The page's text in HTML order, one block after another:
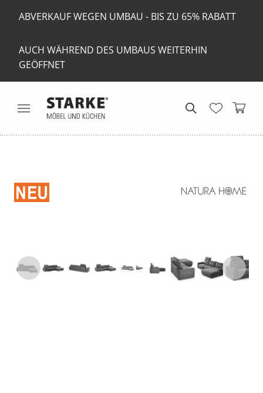
ABVERKAUF WEGEN UMBAU - BIS ZU 65% RABATT
AUCH WÄHREND DES UMBAUS WEITERHIN
GEÖFFNET